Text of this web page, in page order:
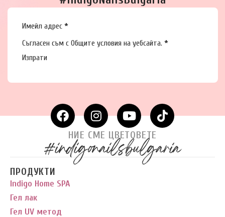
Section
Имейл адрес *
Съгласен съм с Общите условияна уебсайта. *
Изпрати
НИЕ СМЕ ЦВЕТОВЕТЕ
#indigonailsbulgaria
ПРОДУКТИ
Indigo Home SPA
Гел лак
Гел UV метод